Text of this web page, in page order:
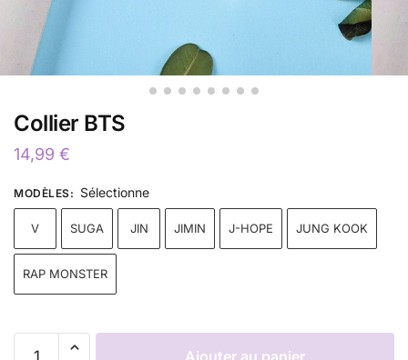
Collier BTS
14,99 €
MODÈLES: Sélectionne
V SUGA JIN JIMIN J-HOPE JUNG KOOK
RAP MONSTER